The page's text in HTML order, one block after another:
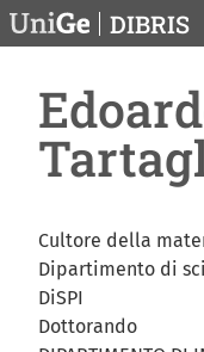
Salta al contenuto
DIBRIS
Cultore della
Dipartimento di
DiSPI
Dottorando